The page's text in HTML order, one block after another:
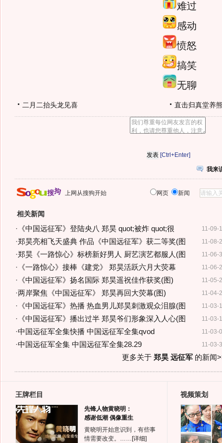
难过
感动
愤怒
搞笑
无聊
二月二抬头龙见喜 直击归真堂养
[Ctrl+Enter]
我来
上网从搜狗开始 网页 新闻
相关新闻
11-09-
· 《中国远征军》登陆央八 郑昊 quot;被炸 quot;很
11-08-
·郑昊亮相飞天盛典 作品《中国远征军》获二等奖(图
11-06-
·郑昊《一路惊心》标榜新好男人 厨艺演艺都服人(图
11-06-
· 《一路惊心》接棒《建党》 郑昊活跃六月大荧幕
11-05-
· 《中国远征军》扬名国际 郑昊遥祝佳作获奖(图)
11-04-
·两岸聚焦《中国远征军》 郑昊再回大荧幕(图)
11-03-
· 《中国远征军》热播 热血男儿郑昊刺激观众泪腺(图
11-03-
· 《中国远征军》播出过半 郑昊爷们形象深入人心(图
11-03-
·中国远征军全集快播 中国远征军全集qvod
11-03-
·中国远征军全集 中国远征军全集28.29
更多关于 郑昊 远征军的新闻
王牌栏目
先锋人物黄晓明：
感谢低潮 偶像重生
黄晓明开始意识到，有些事
情需要改变。…… [详细]
视频策划